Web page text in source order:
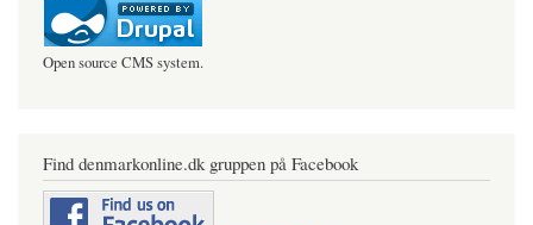
Open source CMS system.
Find denmarkonline.dk gruppen på Facebook